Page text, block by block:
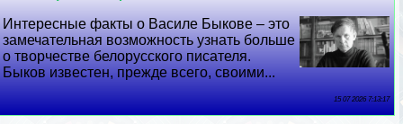
Интересные факты о Василе Быкове – это
замечательная возможность узнать больше
о творчестве белорусского писателя.
Быков известен, прежде всего, своими...
15 07 2026 7:13:17